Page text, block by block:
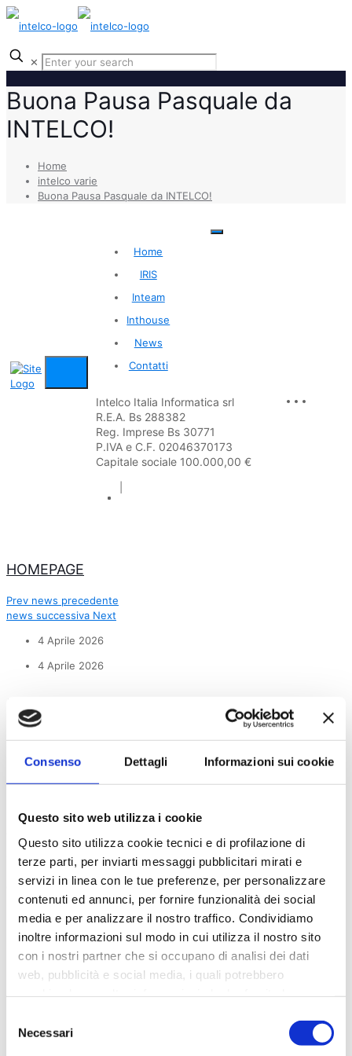
Consenso Dettagli Informazioni sui cookie
Questo sito web utilizza i cookie
Questo sito utilizza cookie tecnici e di profilazione di
terze parti, per inviarti messaggi pubblicitari mirati e
servizi in linea con le tue preferenze, per personalizzare
contenuti ed annunci, per fornire funzionalità dei social
media e per analizzare il nostro traffico. Condividiamo
inoltre informazioni sul modo in cui utilizza il nostro sito
con i nostri partner che si occupano di analisi dei dati
web, pubblicità e social media, i quali potrebbero
mera chiusura del banner non comporta l’accettazione
Vedi la nostra cookie
delNecessari
✕
Buona Pausa Pasquale da
INTELCO!
Home
intelco varie
Buona Pausa Pasquale da INTELCO!
Home
IRIS
Inteam
Inthouse
News
Contatti
Intelco Italia Informatica srl
R.E.A. Bs 288382
Reg. Imprese Bs 30771
P.IVA e C.F. 02046370173
Capitale sociale 100.000,00 €
HOMEPAGE
Prev news precedente
news successiva Next
4 Aprile 2026
4 Aprile 2026
Buona Pausa Pasquale da
INTELCO!
Le persone sono il centro di tutto, e in queste feste lo sentiamo
Quest’anno abbiamo riempito il nostro uovo con ciò che guida ogni
nostra scelta da 40 anni. 👀 Se trovi la parola, hai trovato anche ciò
che per noi conta di più.
Un augurio per ricaricare le energie e godersi momenti di pausa!⚡
IRIS
News
benvenuti@intelco.it
t.030/2775011
Via C. Golgi 5-7 25064,